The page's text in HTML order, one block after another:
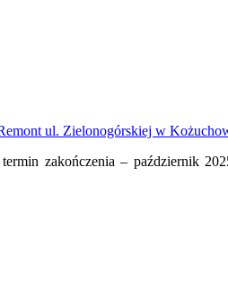
ul. Zielonogórskiej w
zakończenia – październik